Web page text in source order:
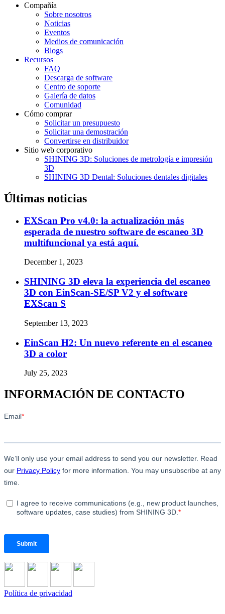
Compañía
Sobre nosotros
Noticias
Eventos
Medios de comunicación
Blogs
Recursos
FAQ
Descarga de software
Centro de soporte
Galería de datos
Comunidad
Cómo comprar
Solicitar un presupuesto
Solicitar una demostración
Convertirse en distribuidor
Sitio web corporativo
SHINING 3D: Soluciones de metrología e impresión
3D
SHINING 3D Dental: Soluciones dentales digitales
Últimas noticias
EXScan Pro v4.0: la actualización más
esperada de nuestro software de escaneo 3D
multifuncional ya está aquí.
December 1, 2023
SHINING 3D eleva la experiencia del escaneo
3D con EinScan-SE/SP V2 y el software
EXScan S
September 13, 2023
EinScan H2: Un nuevo referente en el escaneo
3D a color
July 25, 2023
INFORMACIÓN DE CONTACTO
Política de privacidad